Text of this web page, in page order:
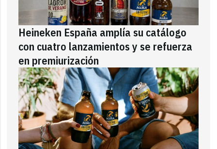
Heineken España amplía su catálogo
con cuatro lanzamientos y se refuerza
en premiurización